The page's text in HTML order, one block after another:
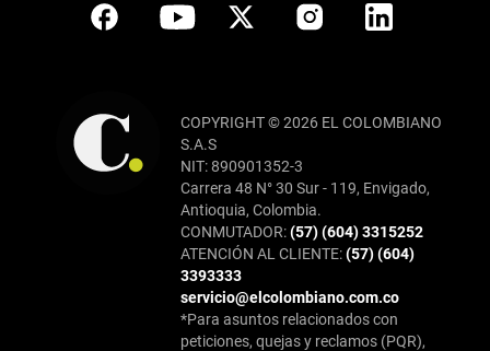
COPYRIGHT © 2026 EL COLOMBIANO
S.A.S
NIT: 890901352-3
Carrera 48 N° 30 Sur - 119, Envigado,
Antioquia, Colombia.
CONMUTADOR:(57) (604) 3315252
ATENCIÓN AL CLIENTE:(57) (604)
3393333
servicio@elcolombiano.com.co
*Para asuntos relacionados con
peticiones, quejas y reclamos (PQR),